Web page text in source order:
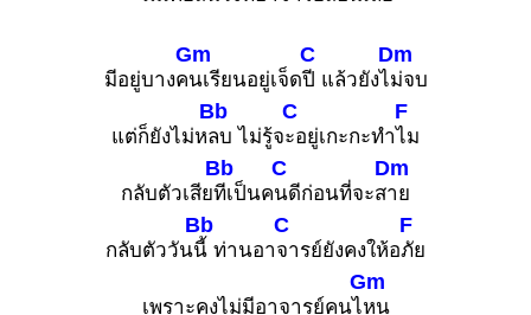
มีอยู่บางค
Gm
นเรียนอยู่เจ็ด
C
ปี แล้วยังไ
Dm
ม่จบ
แต่ก็ยังไม่ห
Bb
ลบ ไม่รู้จ
C
ะอยู่เกะกะทำ
F
ไม
กลับตัวเสีย
Bb
ทีเป็นค
C
นดีก่อนที่จะส
Dm
าย
กลับตัววัน
Bb
นี้ ท่านอา
C
จารย์ยังคงให้อ
F
ภัย
เพราะคงไม่มีอาจารย์คนไ
Gm
หน